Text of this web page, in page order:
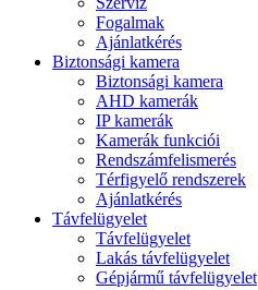
Fogalmak
Ajánlatkérés
Biztonsági kamera
Biztonsági kamera
AHD kamerák
IP kamerák
Kamerák funkciói
Rendszámfelismerés
Térfigyelő rendszerek
Ajánlatkérés
Távfelügyelet
Távfelügyelet
Lakás távfelügyelet
Gépjármű távfelügyelet